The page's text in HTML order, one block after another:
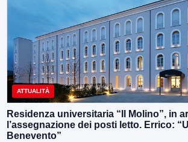
ATTUALITÀ
Residenza universitaria “Il Molino”, in
l’assegnazione dei posti letto. Errico:
Benevento”